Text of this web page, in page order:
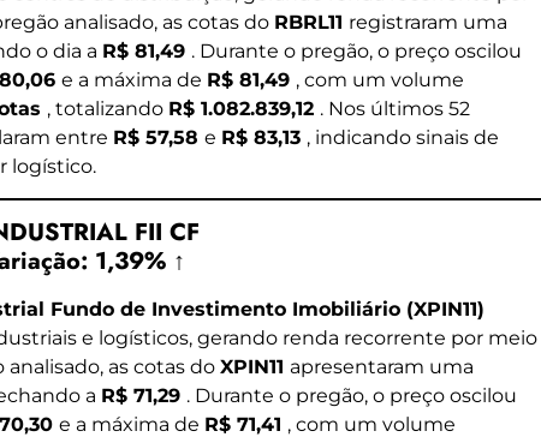
analisado, as cotas do RBRL11 registraram uma
o dia a R$ 81,49 . Durante o pregão, o preço oscilou
e a máxima de R$ 81,49 , com um volume
, totalizando R$ 1.082.839,12 . Nos últimos 52
entre R$ 57,58 e R$ 83,13 , indicando sinais de
logístico.
FII CF
1,39% ↑
Fundo de Investimento Imobiliário (XPIN11)
e logísticos, gerando renda recorrente por meio
as cotas do XPIN11 apresentaram uma
a R$ 71,29 . Durante o pregão, o preço oscilou
e a máxima de R$ 71,41 , com um volume